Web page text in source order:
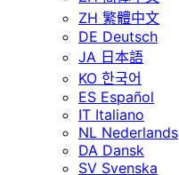
ZH 繁體中文
DE Deutsch
JA 日本語
KO 한국어
ES Español
IT Italiano
NL Nederlands
DA Dansk
SV Svenska